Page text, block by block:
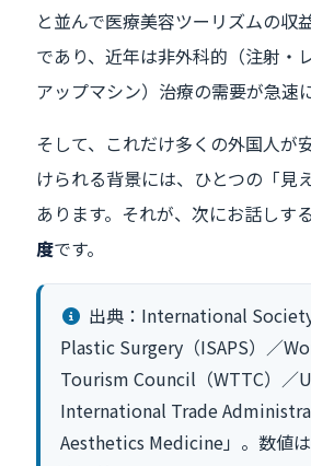
と並んで医療美容ツーリズムの収
であり、近年は非外科的（注射・
アップマシン）治療の需要が急速
そして、これだけ多くの外国人が
けられる背景には、ひとつの「見
あります。それが、次にお話しする
度です。
出典：International
Plastic Surgery（ISAPS）／
Tourism Council（WTTC）／
International Trade
Aesthetics Medicine」。数値